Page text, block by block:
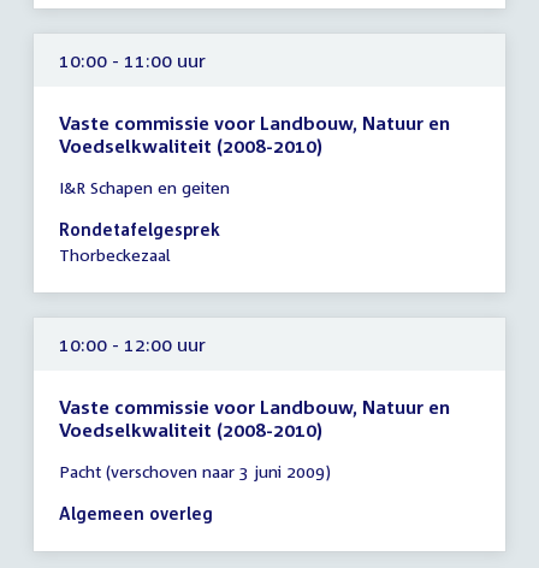
uur
10:00 - 11:00 uur
Vaste commissie voor Landbouw, Natuur en
Voedselkwaliteit (2008-2010)
vergadering
10:00
-
uur
I&R Schapen en geiten
Rondetafelgesprek
Thorbeckezaal
10:00 - 12:00 uur
Vaste commissie voor Landbouw, Natuur en
Voedselkwaliteit (2008-2010)
vergadering
10:00
12:00
Pacht (verschoven naar 3 juni 2009)
Algemeen overleg